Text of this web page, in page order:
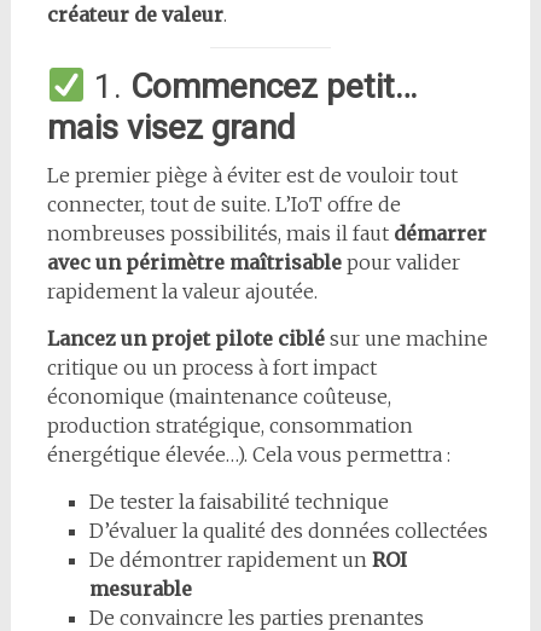
créateur de valeur.
1. Commencez petit…
mais visez grand
Le premier piège à éviter est de vouloir tout
connecter, tout de suite. L’IoT offre de
nombreuses possibilités, mais il faut démarrer
avec un périmètre maîtrisablepour valider
rapidement la valeur ajoutée.
Lancez un projet pilote ciblésur une machine
critique ou un process à fort impact
économique (maintenance coûteuse,
production stratégique, consommation
énergétique élevée…). Cela vous permettra :
De tester la faisabilité technique
D’évaluer la qualité des données collectées
De démontrer rapidement un ROI
mesurable
De convaincre les parties prenantes